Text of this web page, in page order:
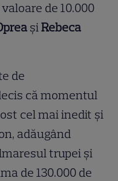
de 10.000
șiRebeca
de
că momentul
cel mai inedit și
adăugând
trupei și
de 130.000 de